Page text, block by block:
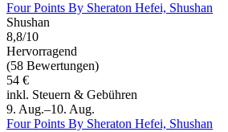
Four Points By Sheraton Hefei, Shushan
Shushan
8,8/10
Hervorragend
(58 Bewertungen)
54 €
inkl. Steuern & Gebühren
9. Aug.–10. Aug.
Four Points By Sheraton Hefei, Shushan